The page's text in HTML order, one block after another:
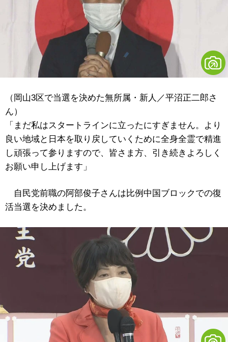
（岡山3区で当選を決めた無所属・新人／平沼正二郎さ
ん）
「まだ私はスタートラインに立ったにすぎません。より
良い地域と日本を取り戻していくために全身全霊で精進
し頑張って参りますので、皆さま方、引き続きよろしく
お願い申し上げます」
自民党前職の阿部俊子さんは比例中国ブロックでの復
活当選を決めました。